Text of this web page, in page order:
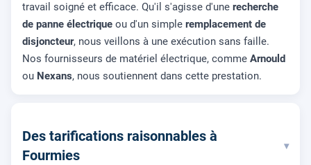
travail soigné et efficace. Qu'il s'agisse d'une recherche
de panne électrique ou d'un simple remplacement de
disjoncteur, nous veillons à une exécution sans faille.
Nos fournisseurs de matériel électrique, comme Arnould
ou Nexans, nous soutiennent dans cette prestation.
Des tarifications raisonnables à
Fourmies
▾